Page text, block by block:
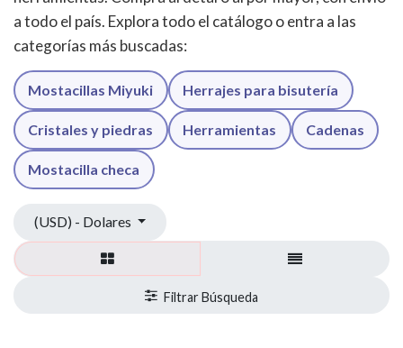
a todo el país. Explora todo el catálogo o entra a las
categorías más buscadas:
Mostacillas Miyuki Herrajes para bisutería
Cristales y piedras Herramientas Cadenas
Mostacilla checa
(USD) - Dolares